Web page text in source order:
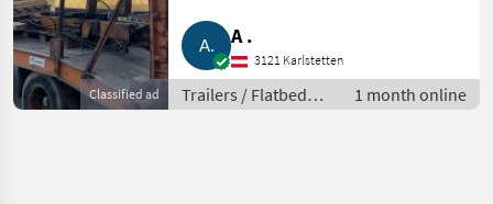
Classified ad
A .
3121 Karlstetten
Trailers / Flatbed
trailers
1 month online